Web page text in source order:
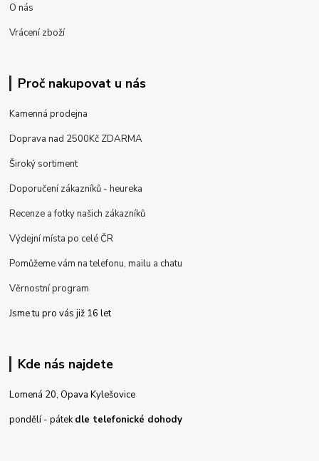
O nás
Vrácení zboží
Proč nakupovat u nás
Kamenná prodejna
Doprava nad 2500Kč ZDARMA
Široký sortiment
Doporučení zákazníků - heureka
Recenze a fotky našich zákazníků
Výdejní místa po celé ČR
Pomůžeme vám na telefonu, mailu a chatu
Věrnostní program
Jsme tu pro vás již 16 let
Kde nás najdete
Lomená 20, Opava Kylešovice
pondělí - pátekdle telefonické dohody